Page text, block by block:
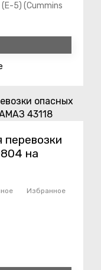
5) (Cummins
перевозки
на
Избранное